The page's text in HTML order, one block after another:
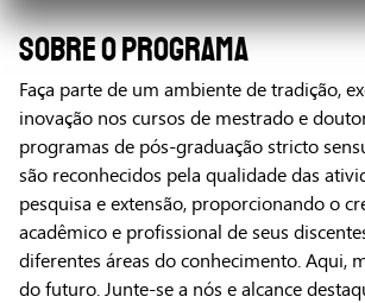
SOBRE O PROGRAMA
Faça parte de um ambiente de tradição,
inovação nos cursos de mestrado e
programas de pós-graduação stricto
são reconhecidos pela qualidade das
pesquisa e extensão, proporcionando o
acadêmico e profissional de seus
diferentes áreas do conhecimento. Aqui,
do futuro. Junte-se a nós e alcance